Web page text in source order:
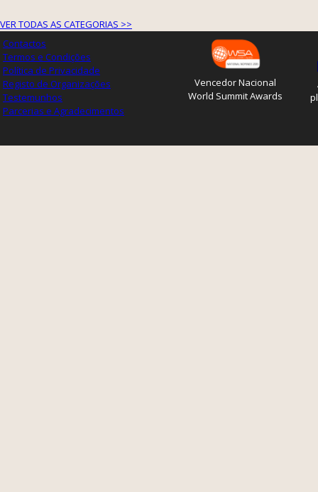
VER TODAS AS CATEGORIAS >>
Contactos
Termos e Condições
Política de Privacidade
Registo de Organizações
Testemunhos
Parcerias e Agradecimentos
Vencedor Nacional
World Summit Awards